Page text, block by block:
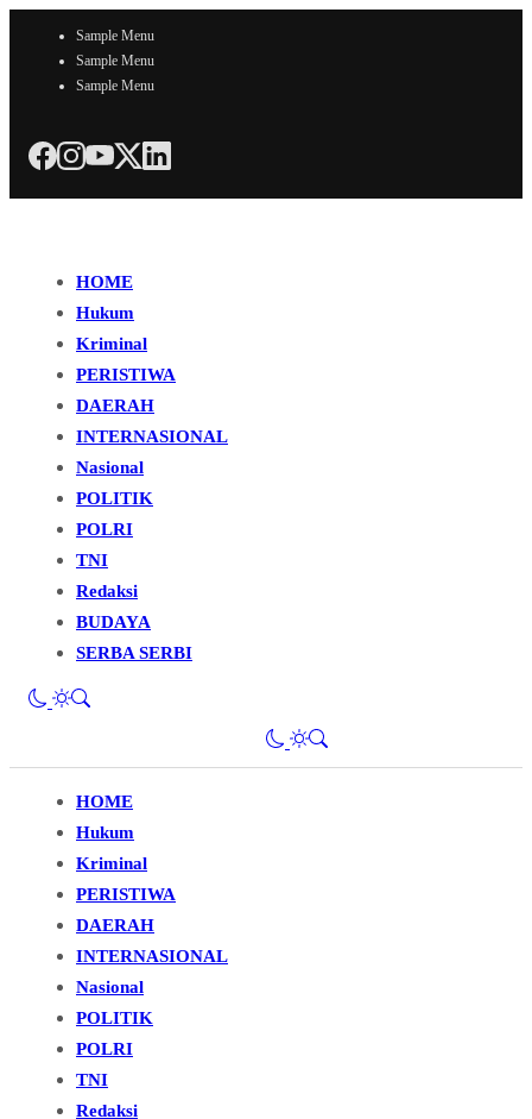
Sample Menu
Sample Menu
Sample Menu
HOME
Hukum
Kriminal
PERISTIWA
DAERAH
INTERNASIONAL
Nasional
POLITIK
POLRI
TNI
Redaksi
BUDAYA
SERBA SERBI
HOME
Hukum
Kriminal
PERISTIWA
DAERAH
INTERNASIONAL
Nasional
POLITIK
POLRI
TNI
Redaksi